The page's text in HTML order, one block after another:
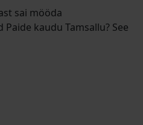
sai mööda
kaudu Tamsallu? See